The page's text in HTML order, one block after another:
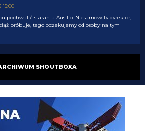
15:00
pochwalić starania Ausilio. Niesamowity dyrektor,
próbuje, tego oczekujemy od osoby na tym
prawda.
Ausilio, typowy owczy pęd, a Ausilio wykonał dużo
SHOUTBOXA